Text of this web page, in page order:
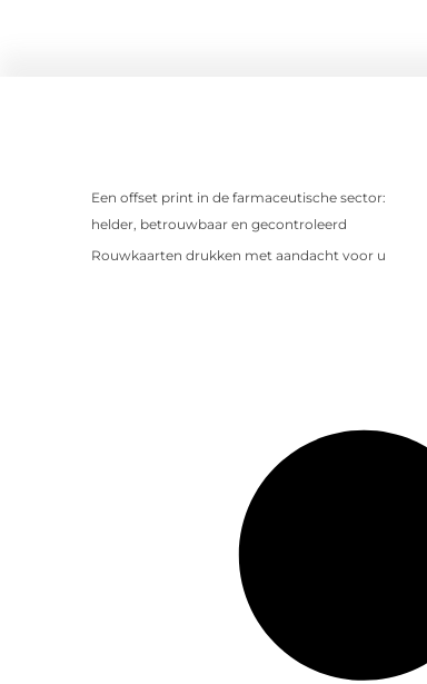
Een offset print in de farmaceutische sector:
helder, betrouwbaar en gecontroleerd
Rouwkaarten drukken met aandacht voor u